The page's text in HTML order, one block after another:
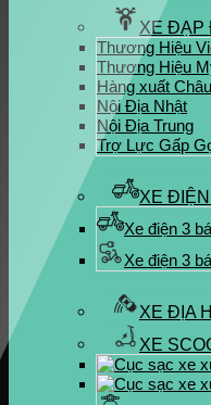
XE ĐẠP
Thương Hiệu
Thương Hiệu
Hàng xuất
Nội Địa Nhật
Nội Địa Trung
Trợ Lực Gấp
XE
Xe điện 3
Xe điện 3
XE ĐỊA
XE